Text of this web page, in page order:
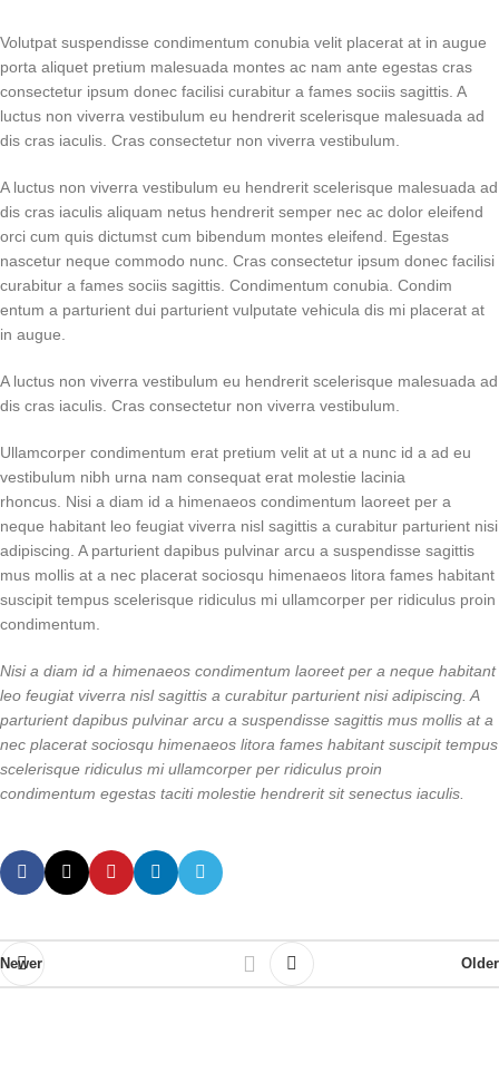
Volutpat suspendisse condimentum conubia velit placerat at in augue
porta aliquet pretium malesuada montes ac nam ante egestas cras
consectetur ipsum donec facilisi curabitur a fames sociis sagittis. A
luctus non viverra vestibulum eu hendrerit scelerisque malesuada ad
dis cras iaculis. Cras consectetur non viverra vestibulum.
A luctus non viverra vestibulum eu hendrerit scelerisque malesuada ad
dis cras iaculis aliquam netus hendrerit semper nec ac dolor eleifend
orci cum quis dictumst cum bibendum montes eleifend. Egestas
nascetur neque commodo nunc. Cras consectetur ipsum donec facilisi
curabitur a fames sociis sagittis. Condimentum conubia. Condim
entum a parturient dui parturient vulputate vehicula dis mi placerat at
in augue.
A luctus non viverra vestibulum eu hendrerit scelerisque malesuada ad
dis cras iaculis. Cras consectetur non viverra vestibulum.
Ullamcorper condimentum erat pretium velit at ut a nunc id a ad eu
vestibulum nibh urna nam consequat erat molestie lacinia
rhoncus. Nisi a diam id a himenaeos condimentum laoreet per a
neque habitant leo feugiat viverra nisl sagittis a curabitur parturient nisi
adipiscing. A parturient dapibus pulvinar arcu a suspendisse sagittis
mus mollis at a nec placerat sociosqu himenaeos litora fames habitant
suscipit tempus scelerisque ridiculus mi ullamcorper per ridiculus proin
condimentum.
Nisi a diam id a himenaeos condimentum laoreet per a neque habitant
leo feugiat viverra nisl sagittis a curabitur parturient nisi adipiscing. A
parturient dapibus pulvinar arcu a suspendisse sagittis mus mollis at a
nec placerat sociosqu himenaeos litora fames habitant suscipit tempus
scelerisque ridiculus mi ullamcorper per ridiculus proin
condimentum egestas taciti molestie hendrerit sit senectus iaculis.
Newer Older